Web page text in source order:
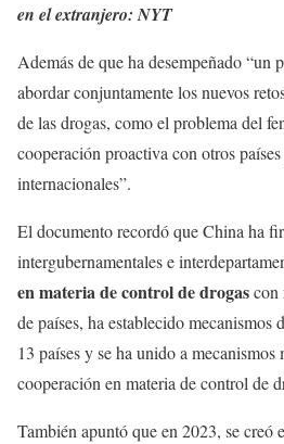
en el extranjero: NYT
Además de que ha desempeñado “un
abordar conjuntamente los nuevos
de las drogas, como el problema del
cooperación proactiva con otros
internacionales”.
El documento recordó que China ha
intergubernamentales e
en materia de control de drogascon
de países, ha establecido mecanismos
13 países y se ha unido a mecanismos
cooperación en materia de control de
También apuntó que en 2023, se creó